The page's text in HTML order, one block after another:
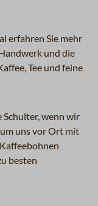
erfahren Sie mehr
und die
Tee und feine
Schulter, wenn wir
uns vor Ort mit
besten